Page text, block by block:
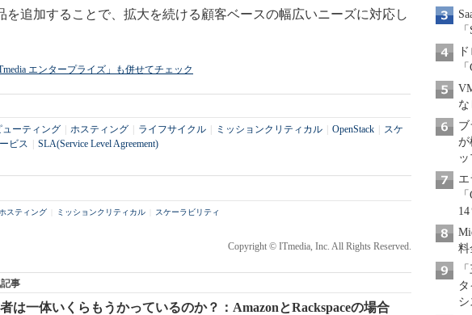
追加することで、拡大を続ける顧客ベースの幅広いニーズに対応し
エンタープライズ」も併せてチェック
ーティング ホスティング ライフサイクル ミッションクリティカル OpenStack
スケ
ビス SLA(Service Level Agreement)
ホスティング ミッションクリティカル スケーラビリティ
Copyright © ITmedia, Inc. All Rights Reserved.
事
は一体いくらもうかっているのか？：AmazonとRackspaceの場合
が
ッ
14
料